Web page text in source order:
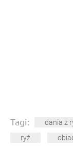
Tagi: dania z
ryż